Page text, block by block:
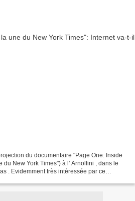
du documentaire "Page One: Inside
du New York Times") à l' Arnolfini , dans le
. Evidemment très intéressée par ce